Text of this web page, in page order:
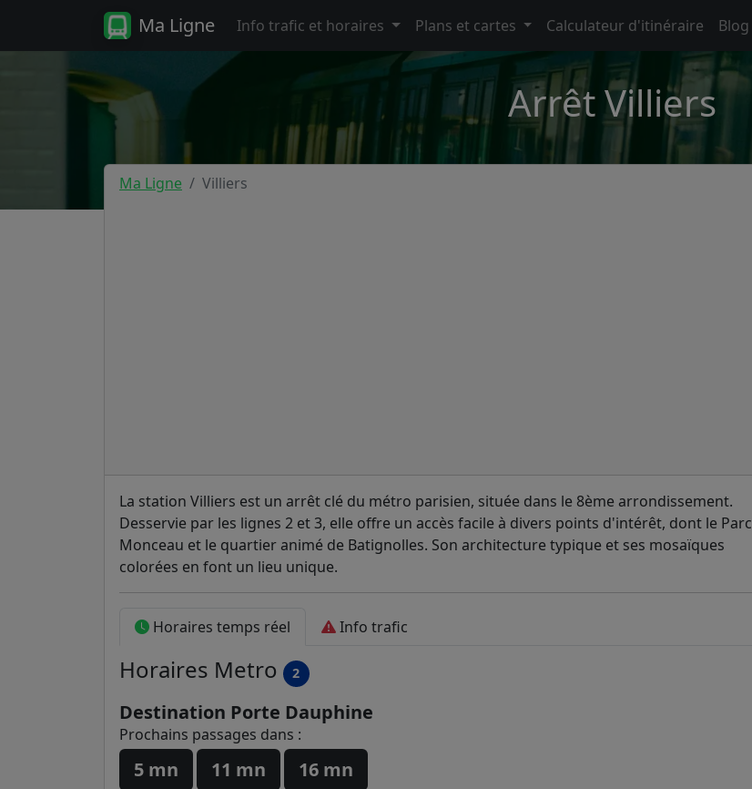
Ma Ligne Info trafic et horaires Plans et cartes Calculateur d'itinéraire Blog
Arrêt Villiers
Ma Ligne Villiers
La station Villiers est un arrêt clé du métro parisien, située dans le 8ème arrondissement.
Desservie par les lignes 2 et 3, elle offre un accès facile à divers points d'intérêt, dont le Parc
Monceau et le quartier animé de Batignolles. Son architecture typique et ses mosaïques
colorées en font un lieu unique.
Horaires temps réel Info trafic
Horaires Metro 2
Destination Porte Dauphine
Prochains passages dans :
5 mn 11 mn
16 mn